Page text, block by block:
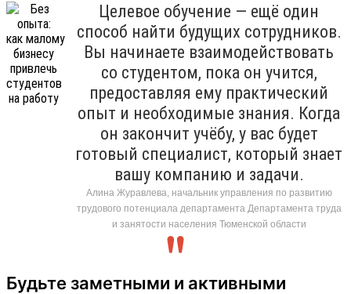
Целевое обучение — ещё один
способ найти будущих сотрудников.
Вы начинаете взаимодействовать
со студентом, пока он учится,
предоставляя ему практический
опыт и необходимые знания. Когда
он закончит учёбу, у вас будет
готовый специалист, который знает
вашу компанию и задачи.
Алина Журавлева, начальник управления по развитию
трудового потенциала департамента Департамента труда
и занятости населения Тюменской области
Будьте заметными и активными